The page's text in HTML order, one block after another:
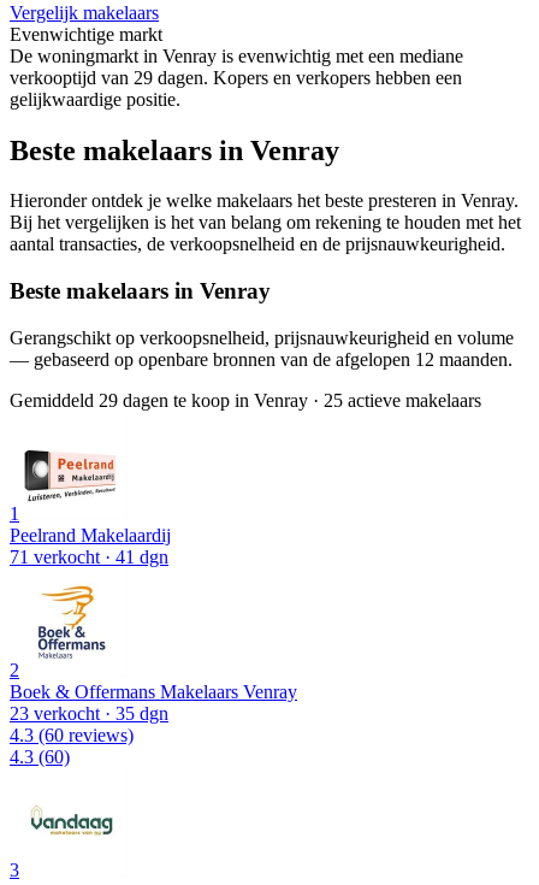
Vergelijk makelaars
Evenwichtige markt
De woningmarkt in Venray is evenwichtig met een mediane
verkooptijd van 29 dagen. Kopers en verkopers hebben een
gelijkwaardige positie.
Beste makelaars in Venray
Hieronder ontdek je welke makelaars het beste presteren in Venray.
Bij het vergelijken is het van belang om rekening te houden met het
aantal transacties, de verkoopsnelheid en de prijsnauwkeurigheid.
Beste makelaars in Venray
Gerangschikt op verkoopsnelheid, prijsnauwkeurigheid en volume
— gebaseerd op openbare bronnen van de afgelopen 12 maanden.
Gemiddeld 29 dagen te koop in Venray · 25 actieve makelaars
1
Peelrand Makelaardij
71 verkocht · 41 dgn
2
Boek & Offermans Makelaars Venray
23 verkocht · 35 dgn
4.3 (60 reviews)
4.3 (60)
3